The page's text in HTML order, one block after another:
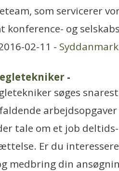
som servicerer
konference- og
02-11 - Syddanmark
-
søges
tale om et job
Er du
medbring din